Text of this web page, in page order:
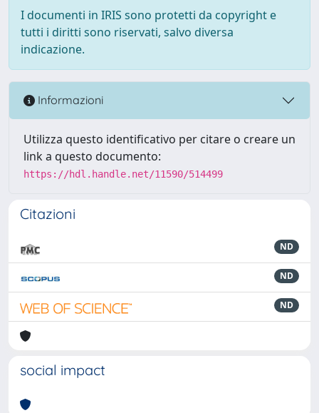
I documenti in IRIS sono protetti da copyright e
tutti i diritti sono riservati, salvo diversa
indicazione.
Informazioni
Utilizza questo identificativo per citare o creare un
link a questo documento:
https://hdl.handle.net/11590/514499
Citazioni
ND
ND
ND
social impact